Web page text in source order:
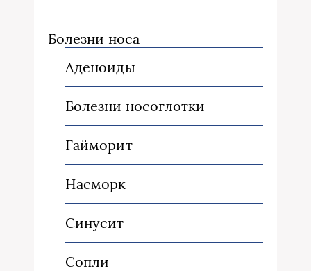
Болезни носа
Аденоиды
Болезни носоглотки
Гайморит
Насморк
Синусит
Сопли